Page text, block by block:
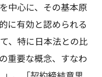
中心に、その基本原
に有効と認められる
、特に日本法との比
重要な概念、すなわ